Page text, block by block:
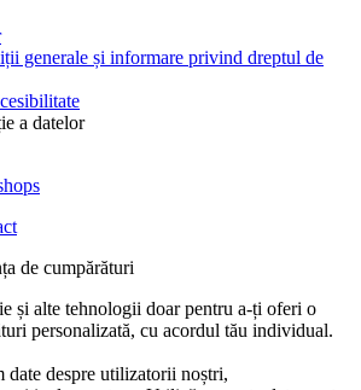
generale și informare privind dreptul de
a datelor
de cumpărături
și alte tehnologii doar pentru a-ți oferi o
personalizată, cu acordul tău individual.
date despre utilizatorii noștri,